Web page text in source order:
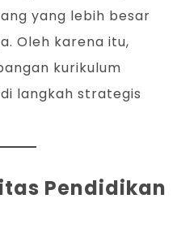
yang lebih besar
Oleh karena itu,
kurikulum
langkah strategis
Pendidikan